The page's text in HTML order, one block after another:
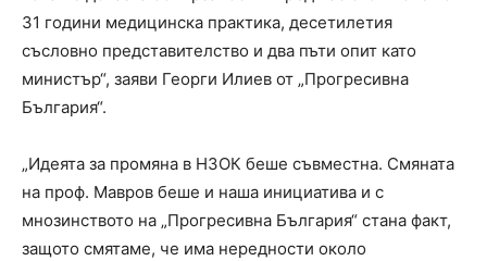
31 години медицинска практика, десетилетия
съсловно представителство и два пъти опит като
министър“, заяви Георги Илиев от „Прогресивна
България“.
„Идеята за промяна в НЗОК беше съвместна. Смяната
на проф. Мавров беше и наша инициатива и с
мнозинството на „Прогресивна България“ стана факт,
защото смятаме, че има нередности около